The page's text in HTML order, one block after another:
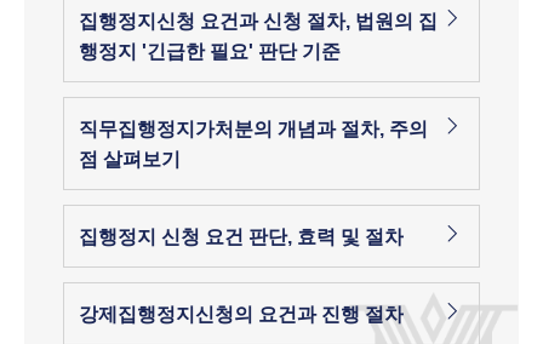
집행정지신청 요건과 신청 절차, 법원의 집
행정지 '긴급한 필요' 판단 기준
직무집행정지가처분의 개념과 절차, 주의
점 살펴보기
집행정지 신청 요건 판단, 효력 및 절차
강제집행정지신청의 요건과 진행 절차